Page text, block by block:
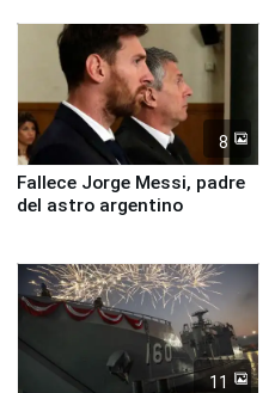
8
Fallece Jorge Messi, padre
del astro argentino
11